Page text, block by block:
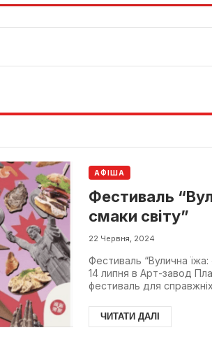
АФІША
Фестиваль
смаки світу”
22 Червня, 2024
Фестиваль “Вулична їжа:
14 липня в Арт-завод
фестиваль для
ЧИТАТИ ДАЛІ